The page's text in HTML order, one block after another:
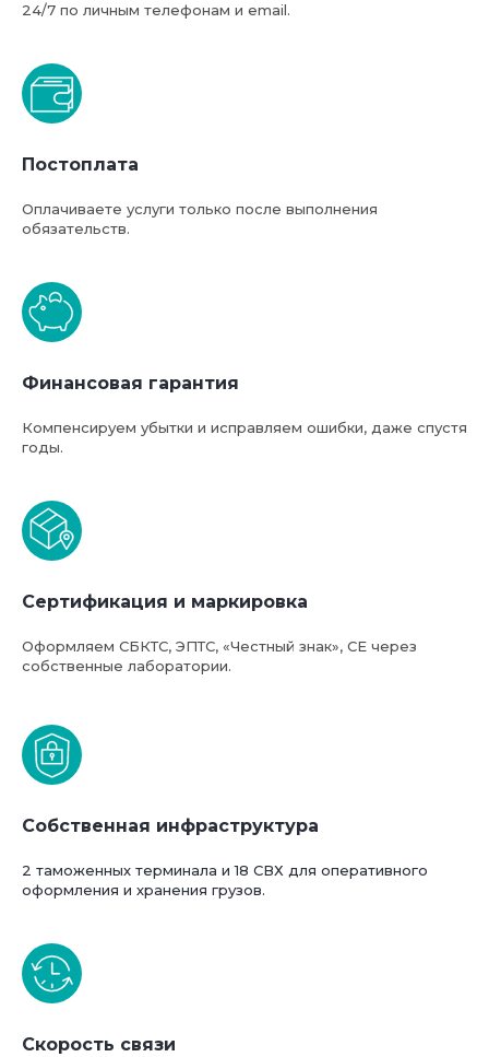
24/7 по личным телефонам и email.
Постоплата
Оплачиваете услуги только после выполнения
обязательств.
Финансовая гарантия
Компенсируем убытки и исправляем ошибки, даже спустя
годы.
Сертификация и маркировка
Оформляем СБКТС, ЭПТС, «Честный знак», СЕ через
собственные лаборатории.
Собственная инфраструктура
2 таможенных терминала и 18 СВХ для оперативного
оформления и хранения грузов.
Скорость связи
Базовая стоимость услуг